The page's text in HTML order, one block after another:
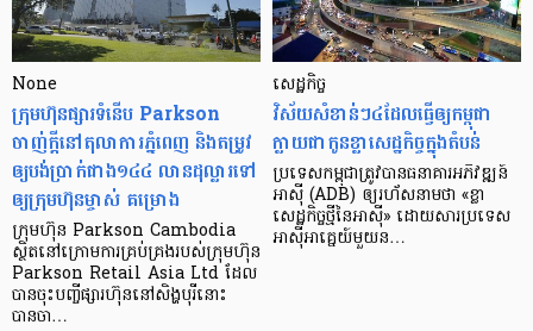
None
ក្រុមហ៊ុនផ្សារទំនើប Parkson
ចាញ់ក្ដីនៅតុលាការភ្នំពេញ និងតម្រូវ
ឲ្យបង់ប្រាក់ជាង១៤៤ លានដុល្លារទៅ
ឲ្យក្រុមហ៊ុនម្ចាស់ គម្រោង
ក្រុមហ៊ុន Parkson Cambodia
ស្ថិតនៅក្រោមការគ្រប់គ្រងរបស់ក្រុមហ៊ុន
Parkson Retail Asia Ltd ដែល
បានចុះបញ្ចីផ្សារហ៊ុននៅសិង្ហបុរីនោះ
បានចា…
សេដ្ឋកិច្ច​
វិស័យ​សំខាន់ៗ​៤​ដែល​ធ្វើ​ឲ្យ​កម្ពុជា​
ក្លាយ​ជា​កូន​ខ្លា​សេដ្ឋកិច្ច​ក្នុង​តំបន់
ប្រទេស​កម្ពុជា​ត្រូវ​បាន​ធនាគារ​អភិវឌ្ឍន៍​
អាស៊ី (ADB) ឲ្យ​រហ័ស​នាមថា «ខ្លា​
សេដ្ឋកិច្ច​ថ្មី​នៃ​អាស៊ី» ដោយសារ​ប្រទេស​
អាស៊ី​អាគ្នេយ៍​មួយ​ន…